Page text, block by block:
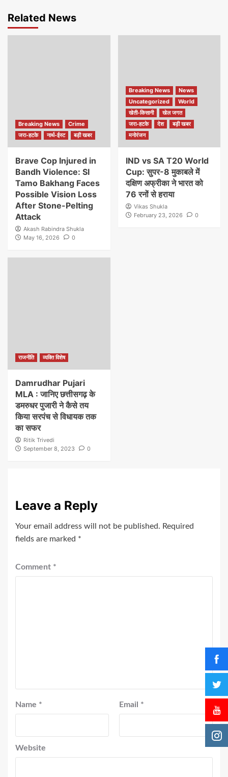
Related News
Breaking News
Crime
जरा-हटके
नार्थ-ईस्ट बड़ी खबर
Brave Cop Injured in
Bandh Violence: SI
Tamo Bakhang Faces
Possible Vision Loss
After Stone-Pelting
Attack
Akash Rabindra Shukla
May 16, 2026
0
Breaking News
News
Uncategorized
World
खेती-किसानी
खेल जगत
जरा-हटके
देश
बड़ी खबर
मनोरंजन
IND vs SA T20 World
Cup: सुपर-8 मुकाबले में
दक्षिण अफ्रीका ने भारत को
76 रनों से हराया
Vikas Shukla
February 23, 2026
0
राजनीति व्यक्ति विशेष
Damrudhar Pujari
MLA : जानिए छत्तीसगढ़ के
डमरुधर पुजारी ने कैसे तय
किया सरपंच से विधायक तक
का सफर
Ritik Trivedi
September 8, 2023
0
Leave a Reply
Your email address will not be published. Required
fields are marked *
Comment *
Name * Email *
Website